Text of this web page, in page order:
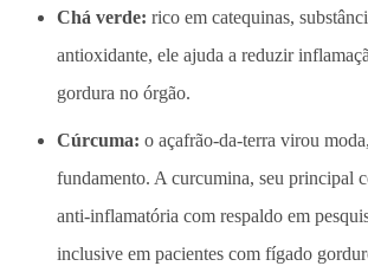
Chá verde: rico em catequinas,
antioxidante, ele ajuda a reduzir
gordura no órgão.
Cúrcuma: o açafrão-da-terra virou
fundamento. A curcumina, seu principal
anti-inflamatória com respaldo em
inclusive em pacientes com fígado